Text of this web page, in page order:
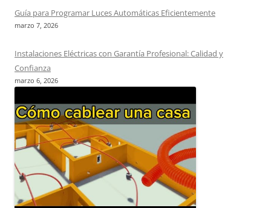
Guía para Programar Luces Automáticas Eficientemente
marzo 7, 2026
Instalaciones Eléctricas con Garantía Profesional: Calidad y
Confianza
marzo 6, 2026